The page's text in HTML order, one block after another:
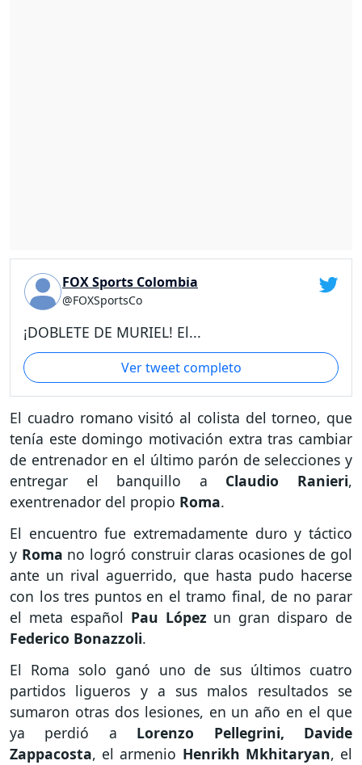
FOX Sports Colombia
@FOXSportsCo
¡DOBLETE DE MURIEL! El...
Ver tweet completo
El cuadro romano visitó al colista del torneo, que
tenía este domingo motivación extra tras cambiar
de entrenador en el último parón de selecciones y
entregar el banquillo a Claudio Ranieri,
exentrenador del propio Roma.
El encuentro fue extremadamente duro y táctico
y Roma no logró construir claras ocasiones de gol
ante un rival aguerrido, que hasta pudo hacerse
con los tres puntos en el tramo final, de no parar
el meta español Pau López un gran disparo de
Federico Bonazzoli.
El Roma solo ganó uno de sus últimos cuatro
partidos ligueros y a sus malos resultados se
sumaron otras dos lesiones, en un año en el que
ya perdió a Lorenzo Pellegrini, Davide
Zappacosta, el armenio Henrikh Mkhitaryan, el